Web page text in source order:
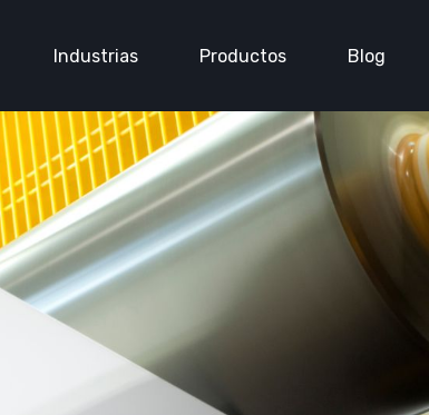
Industrias Productos Blog